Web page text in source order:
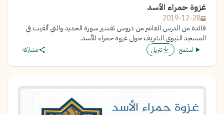
غزوة حمراء الأسد
2019-12-28
فائدة من الدرس العاشر من دروس تفسير سورة الحديد والتي ألقيت في
المسجد النبوي الشريف حول غزوة حمراء الأسد.
استمع تنزيل مشاركة